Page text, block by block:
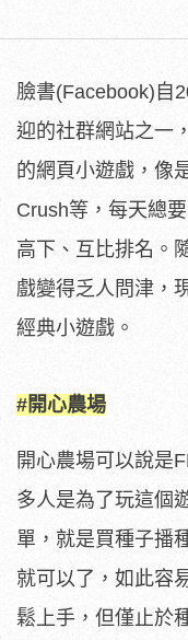
臉書(Facebook)自
迎的社群網站之一
的網頁小遊戲，像
Crush等，每天總
高下、互比排名。
戲變得乏人問津，
經典小遊戲。
#開心農場
開心農場可以說是
多人是為了玩這個
單，就是買種子播
就可以了，如此容
鬆上手，但僅止於